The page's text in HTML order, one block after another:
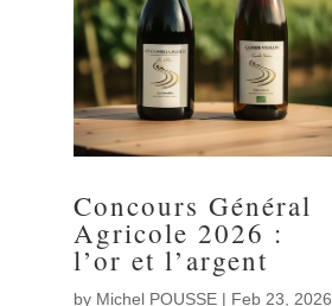
Concours Général
Agricole 2026 :
l’or et l’argent
by Michel POUSSE | Feb 23, 2026